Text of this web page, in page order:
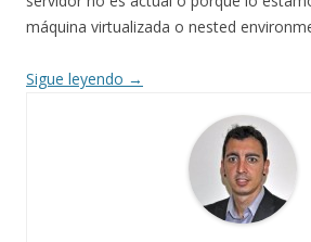
máquina virtualizada o nested
Sigue leyendo →